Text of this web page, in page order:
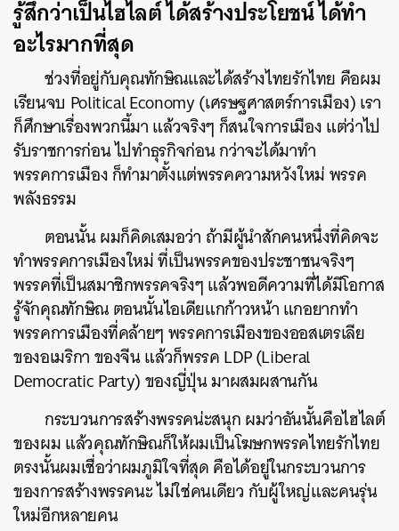
รู้สึกว่าเป็นไฮไลต์ ได้สร้างประโยชน์ ได้ทำ
อะไรมากที่สุด
ช่วงที่อยู่กับคุณทักษิณและได้สร้างไทยรักไทย คือผม
เรียนจบ Political Economy (เศรษฐศาสตร์การเมือง) เรา
ก็ศึกษาเรื่องพวกนี้มา แล้วจริงๆ ก็สนใจการเมือง แต่ว่าไป
รับราชการก่อน ไปทำธุรกิจก่อน กว่าจะได้มาทำ
พรรคการเมือง ก็ทำมาตั้งแต่พรรคความหวังใหม่ พรรค
พลังธรรม
ตอนนั้น ผมก็คิดเสมอว่า ถ้ามีผู้นำสักคนหนึ่งที่คิดจะ
ทำพรรคการเมืองใหม่ ที่เป็นพรรคของประชาชนจริงๆ
พรรคที่เป็นสมาชิกพรรคจริงๆ แล้วพอดีความที่ได้มีโอกาส
รู้จักคุณทักษิณ ตอนนั้นไอเดียแกก้าวหน้า แกอยากทำ
พรรคการเมืองที่คล้ายๆ พรรคการเมืองของออสเตรเลีย
ของอเมริกา ของจีน แล้วก็พรรค LDP (Liberal
Democratic Party) ของญี่ปุ่น มาผสมผสานกัน
กระบวนการสร้างพรรคน่ะสนุก ผมว่าอันนั้นคือไฮไลต์
ของผม แล้วคุณทักษิณก็ให้ผมเป็นโฆษกพรรคไทยรักไทย
ตรงนั้นผมเชื่อว่าผมภูมิใจที่สุด คือได้อยู่ในกระบวนการ
ของการสร้างพรรคนะ ไม่ใช่คนเดียว กับผู้ใหญ่และคนรุ่น
ใหม่อีกหลายคน